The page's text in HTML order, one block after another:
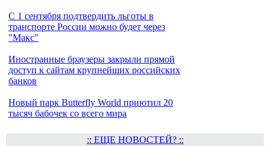
С 1 сентября подтвердить льготы в
транспорте России можно будет через
"Макс"
Иностранные браузеры закрыли прямой
доступ к сайтам крупнейших российских
банков
Новый парк Butterfly World приютил 20
тысяч бабочек со всего мира
:: ЕЩЕ НОВОСТЕЙ? ::